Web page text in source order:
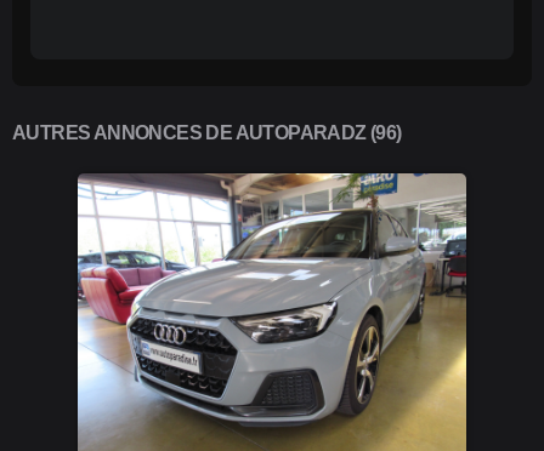
AUTRES ANNONCES DE AUTOPARADZ (96)